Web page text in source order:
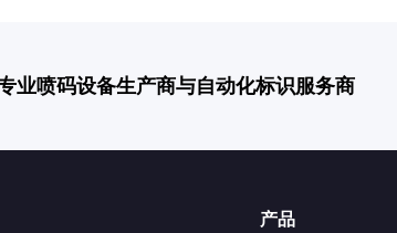
业喷码设备生产商与自动化标识服务商
产品